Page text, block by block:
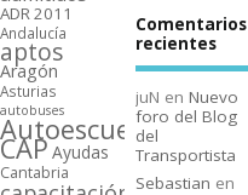
ADR 2011
Andalucí­a
aptos
Aragón
Asturias
autobuses
Autoescuelas
CAPAyudas
Cantabria
Comentarios
recientes
juN en Nuevo
foro del Blog
del
Transportista
Sebastian en